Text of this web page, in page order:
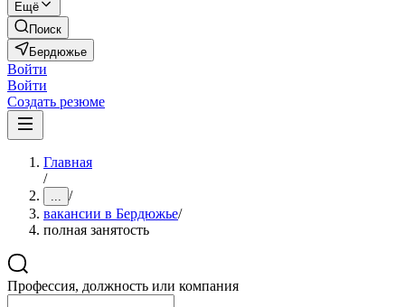
Ещё
Поиск
Бердюжье
Войти
Войти
Создать резюме
Главная
/
... /
вакансии в Бердюжье/
полная занятость
Профессия, должность или компания